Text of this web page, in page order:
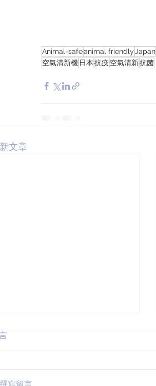
Animal-safeanimal friendly Japan
空氣清新機 日本抗疫 空氣清新抗菌
文章
消除寵物異味